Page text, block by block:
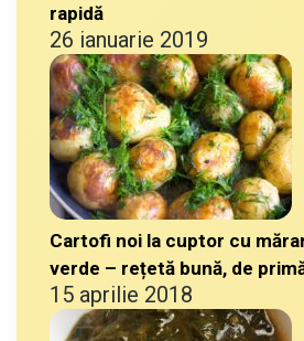
rapidă
26 ianuarie 2019
Cartofi noi la cuptor cu
verde – rețetă bună, de
15 aprilie 2018